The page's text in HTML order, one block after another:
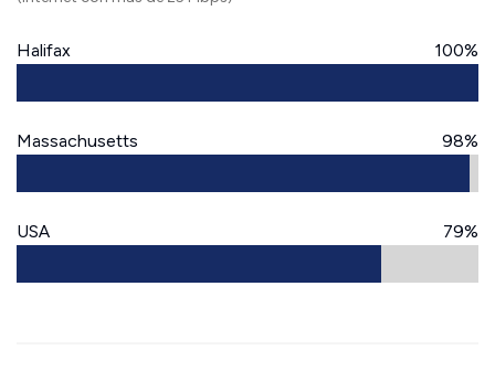
Halifax 100%
Massachusetts 98%
USA 79%